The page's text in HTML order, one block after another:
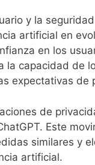
y la
artificial en
en los
la capacidad de
expectativas de
de
Este
similares y
artificial.